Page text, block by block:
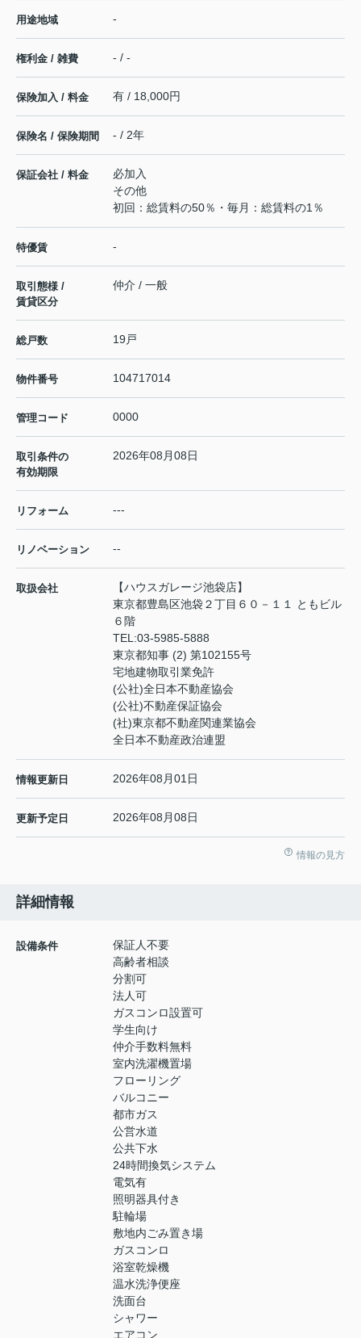
用途地域 -
権利金 / 雑費 - / -
保険加入 / 料金 有 / 18,000円
保険名 / 保険期間 - / 2年
保証会社 / 料金
必加入
その他
初回：総賃料の50％・毎月：総賃料の1％
特優賃 -
取引態様 /
賃貸区分
仲介 / 一般
総戸数 19戸
物件番号 104717014
管理コード 0000
取引条件の
有効期限
2026年08月08日
リフォーム ---
リノベーション --
取扱会社
【ハウスガレージ池袋店】
東京都豊島区池袋２丁目６０－１１ ともビル
６階
TEL:03-5985-5888
東京都知事 (2) 第102155号
宅地建物取引業免許
(公社)全日本不動産協会
(公社)不動産保証協会
(社)東京都不動産関連業協会
全日本不動産政治連盟
情報更新日 2026年08月01日
更新予定日 2026年08月08日
情報の見方
詳細情報
設備条件
保証人不要
高齢者相談
分割可
法人可
ガスコンロ設置可
学生向け
仲介手数料無料
室内洗濯機置場
フローリング
バルコニー
都市ガス
公営水道
公共下水
24時間換気システム
電気有
照明器具付き
駐輪場
敷地内ごみ置き場
ガスコンロ
浴室乾燥機
温水洗浄便座
洗面台
シャワー
エアコン